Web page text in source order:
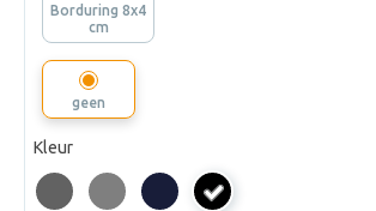
Borduring 8x4
cm
geen
Kleur
zwart